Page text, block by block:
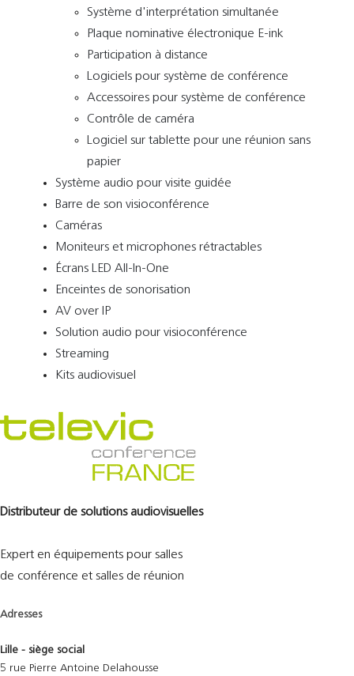
Système d'interprétation simultanée
Plaque nominative électronique E-ink
Participation à distance
Logiciels pour système de conférence
Accessoires pour système de conférence
Contrôle de caméra
Logiciel sur tablette pour une réunion sans
papier
Système audio pour visite guidée
Barre de son visioconférence
Caméras
Moniteurs et microphones rétractables
Écrans LED All-In-One
Enceintes de sonorisation
AV over IP
Solution audio pour visioconférence
Streaming
Kits audiovisuel
Distributeur de solutions audiovisuelles
Expert en équipements pour salles
de conférence et salles de réunion
Adresses
Lille - siège social
5 rue Pierre Antoine Delahousse